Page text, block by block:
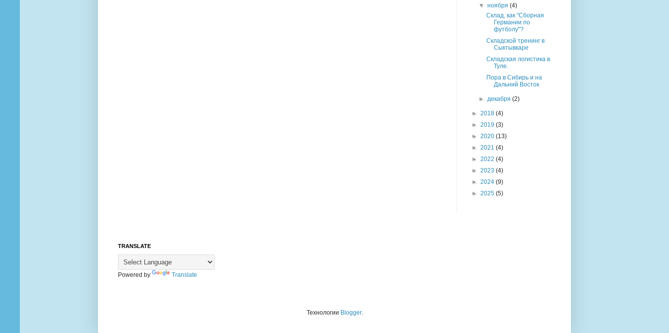
▼ноября(4)
Склад, как "Сборная
Германии по
футболу"?
Складской тренинг в
Сыктывкаре
Складская логистика в
Туле.
Пора в Сибирь и на
Дальний Восток
►декабря(2)
► 2018 (4)
► 2019 (3)
► 2020 (13)
► 2021 (4)
► 2022 (4)
► 2023 (4)
► 2024 (9)
► 2025 (5)
TRANSLATE
Powered by Translate
Технологии Blogger.